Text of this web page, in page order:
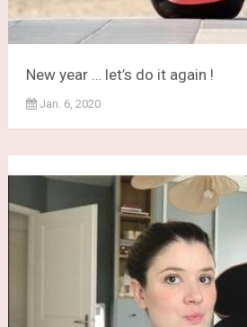
New year … let’s do it again !
Jan. 6, 2020